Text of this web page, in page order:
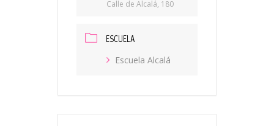
Calle de Alcalá, 180
ESCUELA
Escuela Alcalá